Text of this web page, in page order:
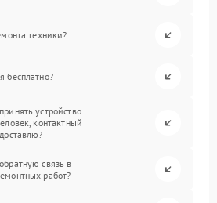
техники?
бесплатно?
устройство
контактный
связь в
работ?